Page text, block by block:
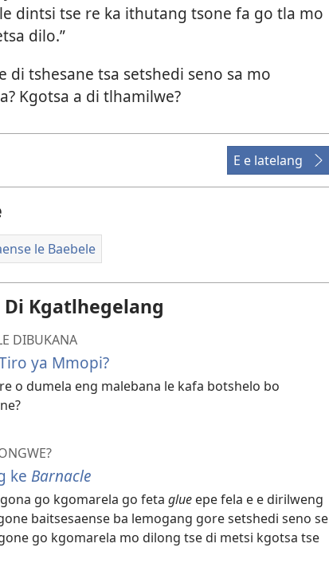
dintsi tse re ka ithutang tsone fa go tla mo
dilo.”
di tshesane tsa setshedi seno sa mo
Kgotsa a di tlhamilwe?
E e latelang
le Baebele
Di Kgatlhegelang
DIBUKANA
ya Mmopi?
o dumela eng malebana le kafa botshelo bo
ke Barnacle
go kgomarela go feta glue epe fela e e dirilweng
baitsesaense ba lemogang gore setshedi seno se
go kgomarela mo dilong tse di metsi kgotsa tse